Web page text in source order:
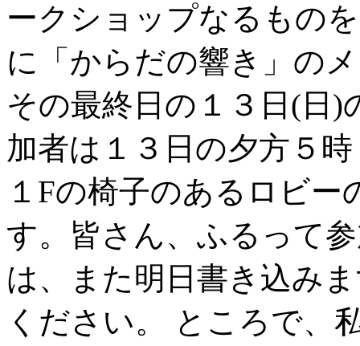
ークショップなるもの
に「からだの響き」の
その最終日の１３日(日
加者は１３日の夕方５
１Fの椅子のあるロビ
す。皆さん、ふるって
は、また明日書き込み
ください。 ところで、